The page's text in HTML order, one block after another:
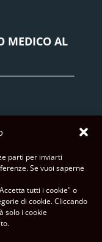
parti per inviarti
Se vuoi saperne
tutti i cookie" o
di cookie. Cliccando
solo i cookie
MEDICO AL